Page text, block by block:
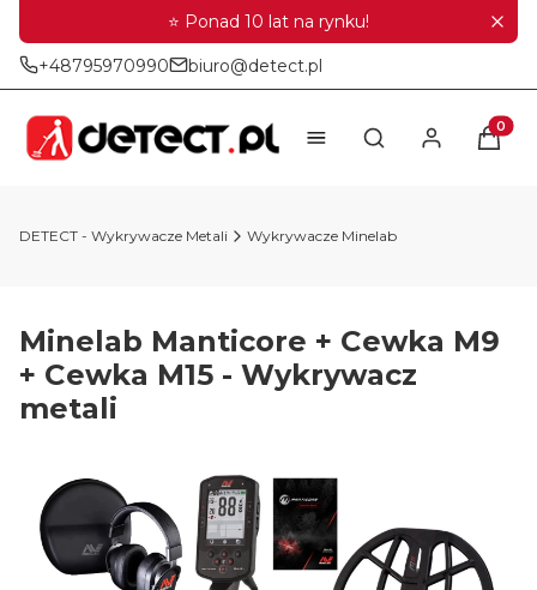
⭐ Ponad 10 lat na rynku!
+48795970990 biuro@detect.pl
Otwórz
DETECT - Wykrywacze Metali Wykrywacze Minelab
Minelab Manticore + Cewka M9
+ Cewka M15 - Wykrywacz
metali